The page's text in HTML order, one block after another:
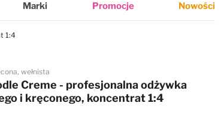
Marki Promocje Nowości
1:4
wełnista
Creme - profesjonalna odżywka
i kręconego, koncentrat 1:4